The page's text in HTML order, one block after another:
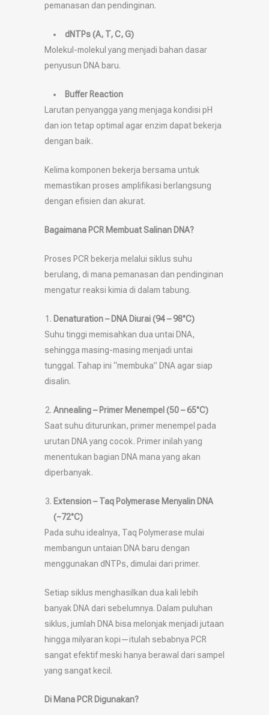
pemanasan dan pendinginan.
dNTPs (A, T, C, G)
Molekul-molekul yang menjadi bahan dasar
penyusun DNA baru.
Buffer Reaction
Larutan penyangga yang menjaga kondisi pH
dan ion tetap optimal agar enzim dapat bekerja
dengan baik.
Kelima komponen bekerja bersama untuk
memastikan proses amplifikasi berlangsung
dengan efisien dan akurat.
Bagaimana PCR Membuat Salinan DNA?
Proses PCR bekerja melalui siklus suhu
berulang, di mana pemanasan dan pendinginan
mengatur reaksi kimia di dalam tabung.
Denaturation – DNA Diurai (94 – 98°C)
Suhu tinggi memisahkan dua untai DNA,
sehingga masing-masing menjadi untai
tunggal. Tahap ini “membuka” DNA agar siap
disalin.
Annealing – Primer Menempel (50 – 65°C)
Saat suhu diturunkan, primer menempel pada
urutan DNA yang cocok. Primer inilah yang
menentukan bagian DNA mana yang akan
diperbanyak.
Extension – Taq Polymerase Menyalin DNA
(~72°C)
Pada suhu idealnya, Taq Polymerase mulai
membangun untaian DNA baru dengan
menggunakan dNTPs, dimulai dari primer.
Setiap siklus menghasilkan dua kali lebih
banyak DNA dari sebelumnya. Dalam puluhan
siklus, jumlah DNA bisa melonjak menjadi jutaan
hingga milyaran kopi—itulah sebabnya PCR
sangat efektif meski hanya berawal dari sampel
yang sangat kecil.
Di Mana PCR Digunakan?